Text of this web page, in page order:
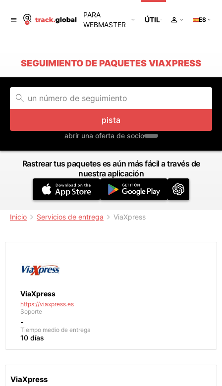
PARA
WEBMASTER
ÚTIL ES
SEGUIMIENTO DE PAQUETES VIAXPRESS
pista
abrir una oferta de socio
Rastrear tus paquetes es aún más fácil a través de
nuestra aplicación
Inicio Servicios de entrega ViaXpress
ViaXpress
https://viaxpress.es
Soporte
-
Tiempo medio de entrega
10 días
ViaXpress